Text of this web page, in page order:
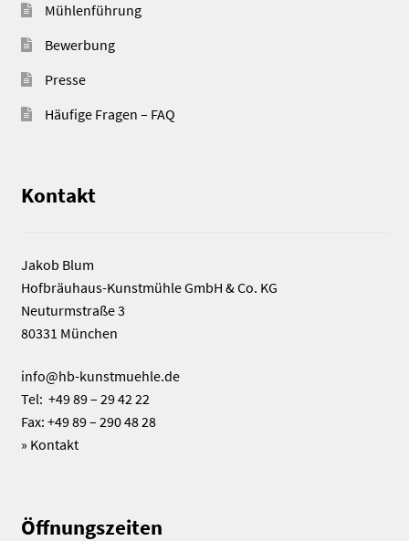
Mühlenführung
Bewerbung
Presse
Häufige Fragen – FAQ
Kontakt
Jakob Blum
Hofbräuhaus-Kunstmühle GmbH & Co. KG
Neuturmstraße 3
80331 München
info@hb-kunstmuehle.de
Tel: +49 89 – 29 42 22
Fax: +49 89 – 290 48 28
» Kontakt
Öffnungszeiten